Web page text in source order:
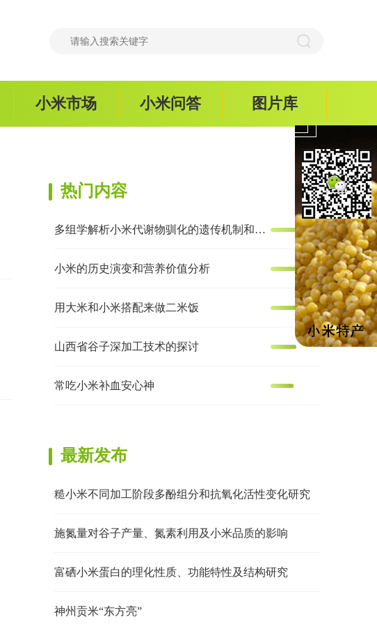
小米市场 小米问答 图片库
热门内容
多组学解析小米代谢物驯化的遗传机制和抗炎效果
小米的历史演变和营养价值分析
用大米和小米搭配来做二米饭
山西省谷子深加工技术的探讨
常吃小米补血安心神
最新发布
糙小米不同加工阶段多酚组分和抗氧化活性变化研究
施氮量对谷子产量、氮素利用及小米品质的影响
富硒小米蛋白的理化性质、功能特性及结构研究
神州贡米“东方亮”